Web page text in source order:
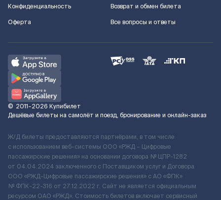
Конфиденциальность
Оферта
Возврат и обмен билета
Все вопросы и ответы
© 2011–2026 Купибилет
Дешёвые билеты на самолёт и поезд, бронирование и онлайн-заказ
Ж/Д билеты предоставляются партнёрами, в том числе
с использованием веб-системы ООО «РЖД – Цифровые
пассажирские решения» на основании договора № ЦПР-1282
от 04.04.2024 заключенного с Поставщиком услуг и Договора
ООО «РЖД-Цифровые пассажирские решения» c АО «ФПК»
№ ФПК-22-316 от 27.12.2022 г. Сайт не является официальным
ресурсом ОАО «РЖД». Стоимость билетов включает сервисный